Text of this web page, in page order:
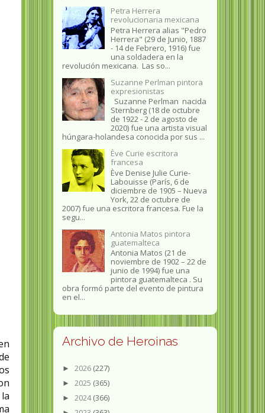
Petra Herrera
revolucionaria mexicana
Petra Herrera alias "Pedro
Herrera" (29 de Junio, 1887
- 14 de Febrero, 1916) fue
una soldadera en la
revolución mexicana. Las so...
Suzanne Perlman pintora
expresionistas
Suzanne Perlman nacida
Sternberg (18 de octubre
de 1922 - 2 de agosto de
2020) fue una artista visual
húngara-holandesa conocida por sus ...
Ève Curie escritora
francesa
Ève Denise Julie Curie-
Labouisse (París, 6 de
diciembre de 1905 – Nueva
York, 22 de octubre de
2007) fue una escritora francesa. Fue la
segu...
Antonia Matos pintora
guatemalteca
Antonia Matos (21 de
noviembre de 1902 – 22 de
junio de 1994) fue una
pintora guatemalteca . Su
obra formó parte del evento de pintura
en el...
Archivo de Heroinas
► 2026 (227)
► 2025 (365)
► 2024(366)